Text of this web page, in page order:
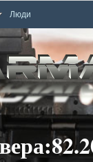
Люди